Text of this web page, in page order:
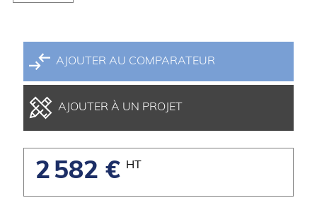
AJOUTER AU COMPARATEUR
AJOUTER À UN PROJET
2 582 € HT